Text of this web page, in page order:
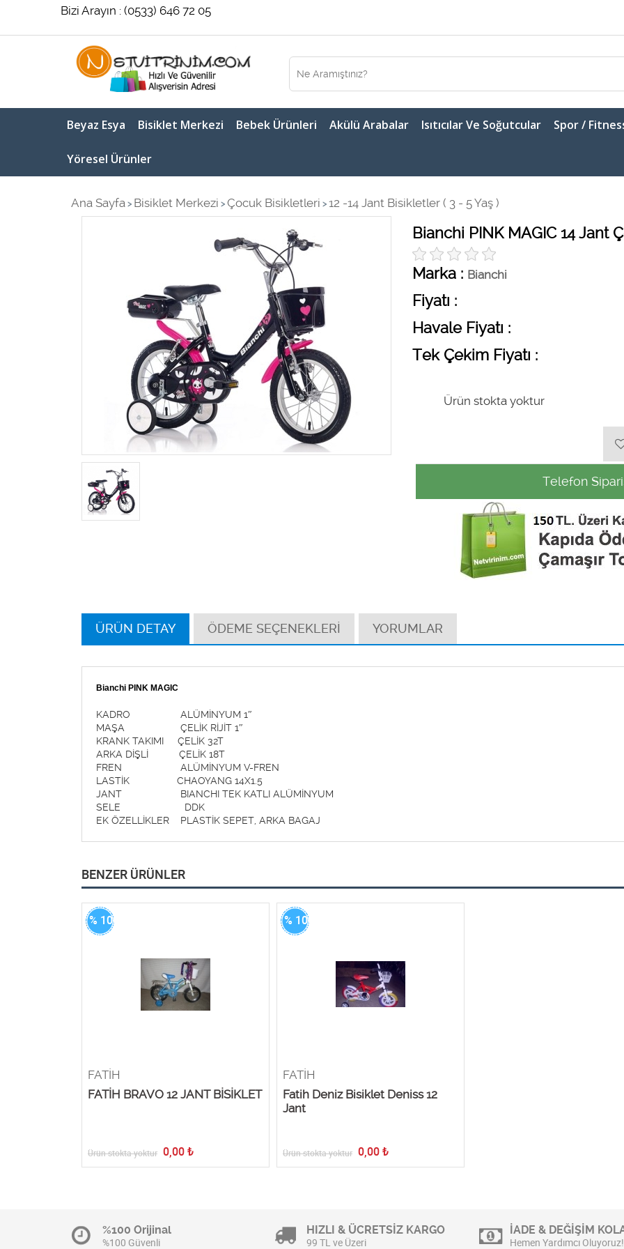
Bizi Arayın : (0533) 646 72 05
Beyaz Esya Bisiklet Merkezi Bebek Ürünleri Akülü Arabalar Isıtıcılar Ve Soğutcular Spor /
Yöresel Ürünler
Ana Sayfa > Bisiklet Merkezi > Çocuk Bisikletleri > 12 -14 Jant Bisikletler ( 3 - 5 Yaş )
Bianchi PINK MAGIC 14 Jant
Marka : Bianchi
Fiyatı :
Havale Fiyatı :
Tek Çekim Fiyatı :
Ürün stokta yoktur
Telefon
ÜRÜN DETAY ÖDEME SEÇENEKLERİ YORUMLAR
Bianchi PINK MAGIC
KADRO ALÜMİNYUM 1″
MAŞA ÇELİK RİJİT 1″
KRANK TAKIMI ÇELİK 32T
ARKA DİŞLİ ÇELİK 18T
FREN ALÜMİNYUM V-FREN
LASTİK CHAOYANG 14X1.5
JANT BIANCHI TEK KATLI ALÜMİNYUM
SELE DDK
EK ÖZELLİKLER PLASTİK SEPET, ARKA BAGAJ
BENZER ÜRÜNLER
% 100
FATİH
FATİH BRAVO 12 JANT BİSİKLET
Ürün stokta yoktur 0,00 ₺
% 100
FATİH
Fatih Deniz Bisiklet Deniss 12
Jant
Ürün stokta yoktur 0,00 ₺
%100 Orijinal
%100 Güvenli
HIZLI & ÜCRETSİZ KARGO
99 TL ve Üzeri
İADE & DEĞİŞİM
Hemen Yardımcı Oluyoruz!